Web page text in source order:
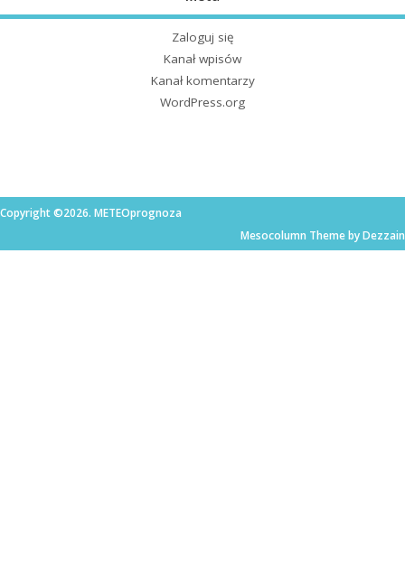
Zaloguj się
Kanał wpisów
Kanał komentarzy
WordPress.org
Copyright ©2026. METEOprognoza
Mesocolumn Theme by Dezzain